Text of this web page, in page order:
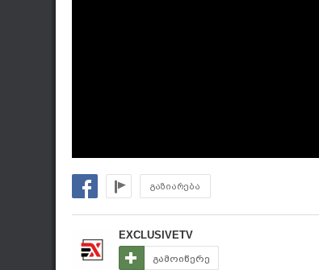
გაზიარება
EXCLUSIVETV
გამოიწერე